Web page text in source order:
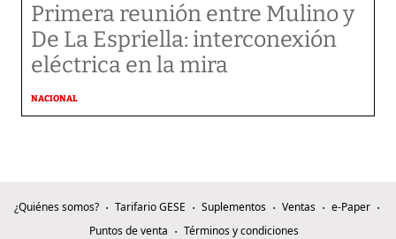
Primera reunión entre Mulino y
De La Espriella: interconexión
eléctrica en la mira
NACIONAL
¿Quiénes somos? Tarifario GESE Suplementos Ventas
e-Paper
Puntos de venta
Términos y condiciones